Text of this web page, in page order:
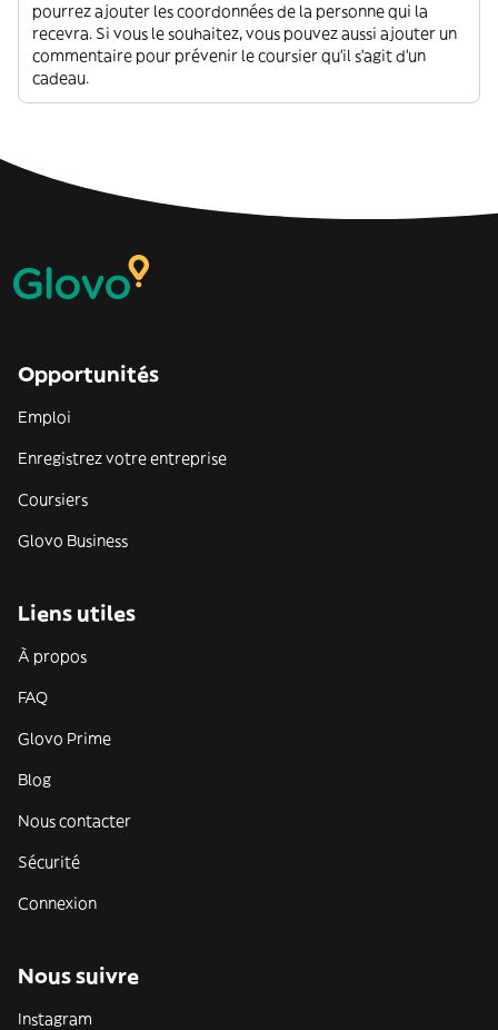
pourrez ajouter les coordonnées de la personne qui la
recevra. Si vous le souhaitez, vous pouvez aussi ajouter un
commentaire pour prévenir le coursier qu'il s'agit d'un
cadeau.
Opportunités
Emploi
Enregistrez votre entreprise
Coursiers
Glovo Business
Liens utiles
À propos
FAQ
Glovo Prime
Blog
Nous contacter
Sécurité
Connexion
Nous suivre
Instagram